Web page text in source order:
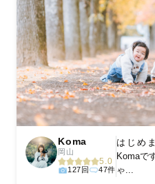
Koma
岡山
5.0
127回 47件
はじめ
Komaで
ゃ...